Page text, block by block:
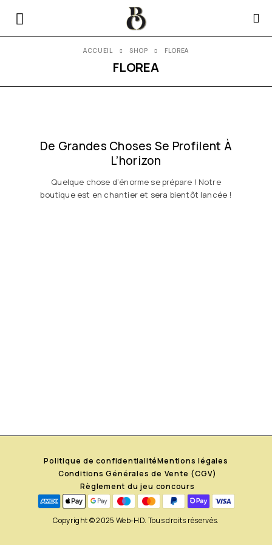
FLOREA
ACCUEIL SHOP FLOREA
De Grandes Choses Se Profilent À
L’horizon
Quelque chose d’énorme se prépare ! Notre
boutique est en chantier et sera bientôt lancée !
Politique de confidentialitéMentions légales
Conditions Générales de Vente (CGV)
Règlement du jeu concours
Copyright © 2025 Web-HD. Tous droits réservés.